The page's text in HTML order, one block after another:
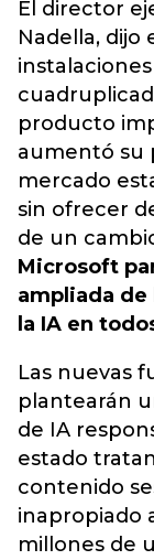
El director
Nadella, dijo
producto
aumentó su
mercado
sin ofrecer
de un
Microsoft
ampliada de
la IA en
Las nuevas
plantearán
de IA
estado
contenido
inapropiado
millones de